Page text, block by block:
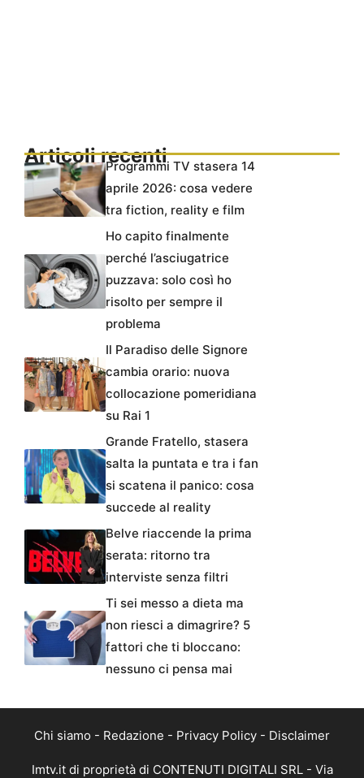
Articoli recentiProgrammi TV stasera 14
aprile 2026: cosa vedere
tra fiction, reality e film
Ho capito finalmente
perché l’asciugatrice
puzzava: solo così ho
risolto per sempre il
problema
Il Paradiso delle Signore
cambia orario: nuova
collocazione pomeridiana
su Rai 1
Grande Fratello, stasera
salta la puntata e tra i fan
si scatena il panico: cosa
succede al reality
Belve riaccende la prima
serata: ritorno tra
interviste senza filtri
Ti sei messo a dieta ma
non riesci a dimagrire? 5
fattori che ti bloccano:
nessuno ci pensa mai
Chi siamo - Redazione - Privacy Policy - Disclaimer
Imtv.it di proprietà di CONTENUTI DIGITALI SRL - Via